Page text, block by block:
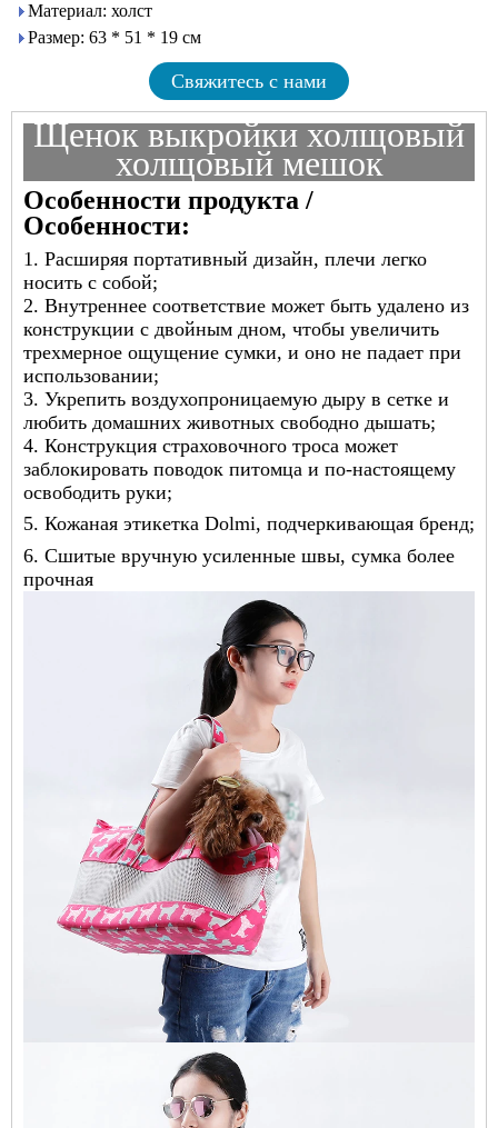
Материал: холст
Размер: 63 * 51 * 19 см
Свяжитесь с нами
Щенок выкройки холщовый
холщовый мешок
Особенности продукта /
Особенности:
1. Расширяя портативный дизайн, плечи легко
носить с собой;
2. Внутреннее соответствие может быть удалено из
конструкции с двойным дном, чтобы увеличить
трехмерное ощущение сумки, и оно не падает при
использовании;
3. Укрепить воздухопроницаемую дыру в сетке и
любить домашних животных свободно дышать;
4. Конструкция страховочного троса может
заблокировать поводок питомца и по-настоящему
освободить руки;
5. Кожаная этикетка Dolmi, подчеркивающая бренд;
6. Сшитые вручную усиленные швы, сумка более
прочная